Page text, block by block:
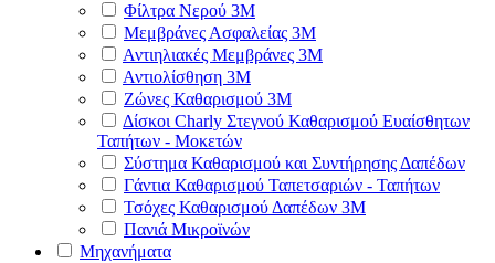
Φίλτρα Νερού 3Μ
Μεμβράνες Ασφαλείας 3Μ
Αντιηλιακές Μεμβράνες 3Μ
Αντιολίσθηση 3Μ
Ζώνες Καθαρισμού 3Μ
Δίσκοι Charly Στεγνού Καθαρισμού Ευαίσθητων
Ταπήτων - Μοκετών
Σύστημα Καθαρισμού και Συντήρησης Δαπέδων
Γάντια Καθαρισμού Ταπετσαριών - Ταπήτων
Τσόχες Καθαρισμού Δαπέδων 3Μ
Πανιά Μικροϊνών
Μηχανήματα